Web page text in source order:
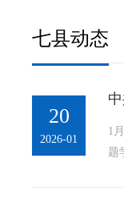
七县动态
20
2026-01
1
题